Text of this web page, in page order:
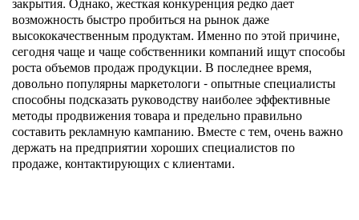
возможность быстро пробиться на рынок даже
высококачественным продуктам. Именно по этой причине,
сегодня чаще и чаще собственники компаний ищут способы
роста объемов продаж продукции. В последнее время,
довольно популярны маркетологи - опытные специалисты
способны подсказать руководству наиболее эффективные
методы продвижения товара и предельно правильно
составить рекламную кампанию. Вместе с тем, очень важно
держать на предприятии хороших специалистов по
продаже, контактирующих с клиентами.